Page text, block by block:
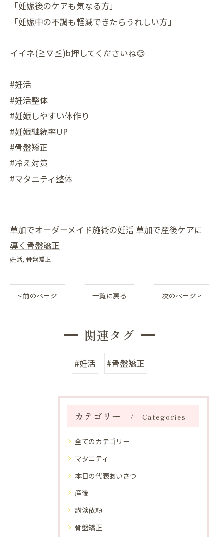
「妊娠後のケアも気なる方」
「妊娠中の不調も軽減できたらうれしい方」
イイネ(≧∇≦)b押してくださいね😊
#妊活
#妊活整体
#妊娠しやすい体作り
#妊娠継続率UP
#骨盤矯正
#冷え対策
#マタニティ整体
草加でオーダーメイド施術の妊活 草加で産後ケアに
導く骨盤矯正
妊活 骨盤矯正
< 前のページ 一覧に戻る 次のページ >
関連タグ
#妊活 #骨盤矯正
カテゴリー Categories
全てのカテゴリー
マタニティ
本日の代表あいさつ
産後
講演依頼
骨盤矯正